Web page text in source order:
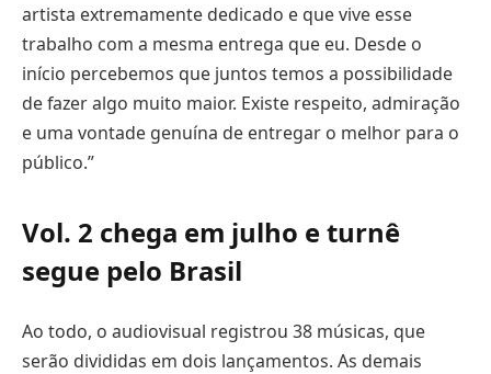
artista extremamente dedicado e que vive esse
trabalho com a mesma entrega que eu. Desde o
início percebemos que juntos temos a possibilidade
de fazer algo muito maior. Existe respeito, admiração
e uma vontade genuína de entregar o melhor para o
público.”
Vol. 2 chega em julho e turnê
segue pelo Brasil
Ao todo, o audiovisual registrou 38 músicas, que
serão divididas em dois lançamentos. As demais